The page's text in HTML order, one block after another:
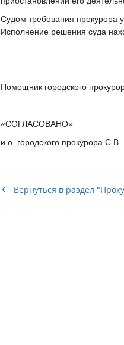
Судом требования прокурора
Исполнение решения суда
Помощник городского
«СОГЛАСОВАНО»
и.о. городского прокурора С.В.
Вернуться в раздел